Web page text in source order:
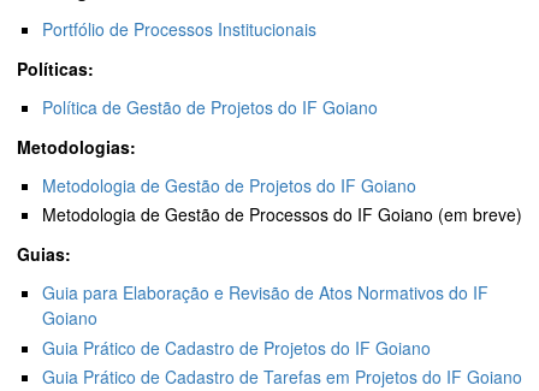
Portfólio de Processos Institucionais
Políticas:
Política de Gestão de Projetos do IF Goiano
Metodologias:
Metodologia de Gestão de Projetos do IF Goiano
Metodologia de Gestão de Processos do IF Goiano (em breve)
Guias:
Guia para Elaboração e Revisão de Atos Normativos do IF
Goiano
Guia Prático de Cadastro de Projetos do IF Goiano
Guia Prático de Cadastro de Tarefas em Projetos do IF Goiano